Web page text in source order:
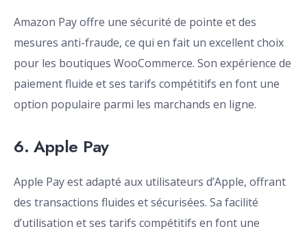
Amazon Pay offre une sécurité de pointe et des
mesures anti-fraude, ce qui en fait un excellent choix
pour les boutiques WooCommerce. Son expérience de
paiement fluide et ses tarifs compétitifs en font une
option populaire parmi les marchands en ligne.
6. Apple Pay
Apple Pay est adapté aux utilisateurs d’Apple, offrant
des transactions fluides et sécurisées. Sa facilité
d’utilisation et ses tarifs compétitifs en font une